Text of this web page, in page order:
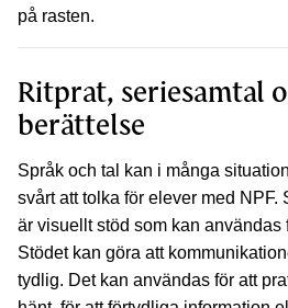
på rasten.
Ritprat, seriesamtal
berättelse
Språk och tal kan i många
svårt att tolka för elever med NPF.
är visuellt stöd som kan användas
Stödet kan göra att
tydlig. Det kan användas för att